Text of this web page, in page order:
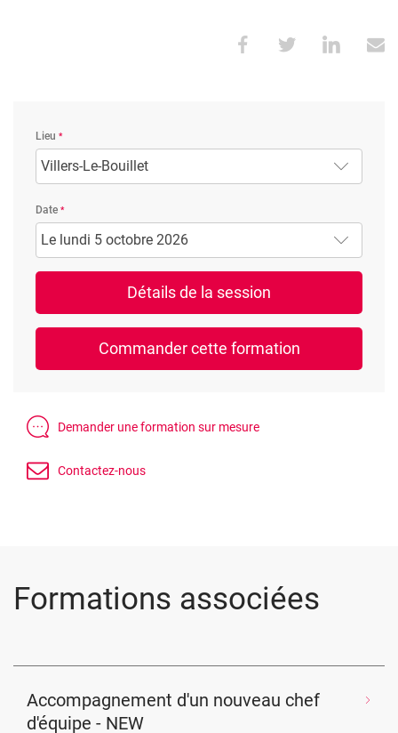
Lieu
Villers-Le-Bouillet
Date
Le lundi 5 octobre 2026
Formations associées
Accompagnement d'un nouveau chef
d'équipe - NEW